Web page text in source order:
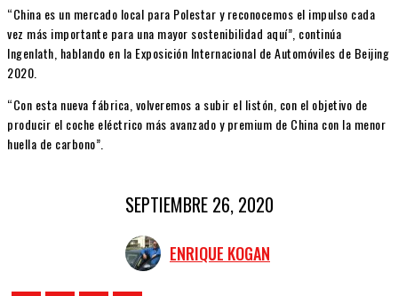
“China es un mercado local para Polestar y reconocemos el impulso cada
vez más importante para una mayor sostenibilidad aquí”, continúa
Ingenlath, hablando en la Exposición Internacional de Automóviles de Beijing
2020.
“Con esta nueva fábrica, volveremos a subir el listón, con el objetivo de
producir el coche eléctrico más avanzado y premium de China con la menor
huella de carbono”.
SEPTIEMBRE 26, 2020
ENRIQUE KOGAN